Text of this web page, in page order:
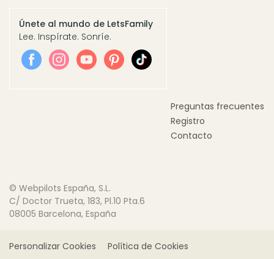
Únete al mundo de LetsFamily
Lee. Inspírate. Sonríe.
Preguntas frecuentes
Registro
Contacto
© Webpilots España, S.L.
C/ Doctor Trueta, 183, Pl.10 Pta.6
08005 Barcelona, España
Personalizar Cookies Política de Cookies